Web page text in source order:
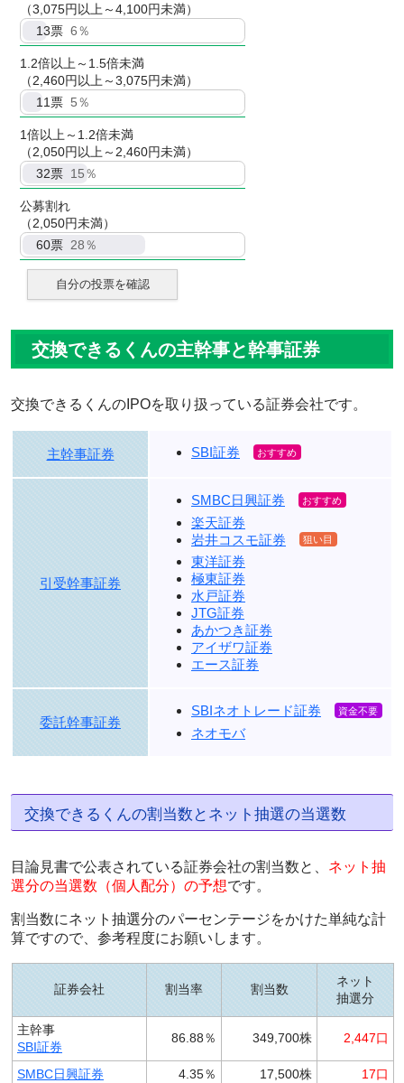
（3,075円以上～4,100円未満）
13票 6％
1.2倍以上～1.5倍未満
（2,460円以上～3,075円未満）
11票 5％
1倍以上～1.2倍未満
（2,050円以上～2,460円未満）
32票 15％
公募割れ
（2,050円未満）
60票 28％
自分の投票を確認
交換できるくんの主幹事と幹事証券
交換できるくんのIPOを取り扱っている証券会社です。
主幹事証券 SBI証券
引受幹事証券
SMBC日興証券
楽天証券
岩井コスモ証券
東洋証券
極東証券
水戸証券
JTG証券
あかつき証券
アイザワ証券
エース証券
委託幹事証券
SBIネオトレード証券
ネオモバ
交換できるくんの割当数とネット抽選の当選数
目論見書で公表されている証券会社の割当数と、 ネット抽
選分の当選数（個人配分）の予想です。
割当数にネット抽選分のパーセンテージをかけた単純な計
算ですので、参考程度にお願いします。
証券会社 割当率 割当数
ネット
抽選分
主幹事
SBI証券
86.88％ 349,700株 2,447口
SMBC日興証券 4.35％ 17,500株
17口